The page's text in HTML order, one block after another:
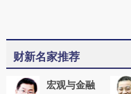
财新名家推荐
宏观与金融